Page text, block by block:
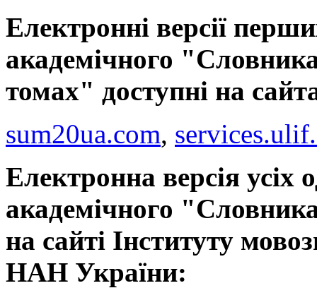
Електронні версії
академічного
томах" доступні на
sum20ua.com,
Електронна версія усіх
академічного
на сайті Інституту
НАН України: